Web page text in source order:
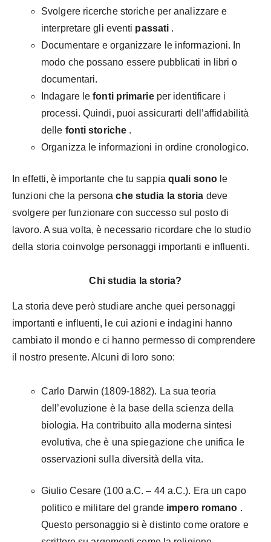
Svolgere ricerche storiche per analizzare e
interpretare gli eventi passati .
Documentare e organizzare le informazioni. In
modo che possano essere pubblicati in libri o
documentari.
Indagare lefonti primarieper identificare i
processi. Quindi, puoi assicurarti dell’affidabilità
delle fonti storiche .
Organizza le informazioni in ordine cronologico.
In effetti, è importante che tu sappia quali sonole
funzioni che la personache studia la storia deve
svolgere per funzionare con successo sul posto di
lavoro. A sua volta, è necessario ricordare che lo studio
della storia coinvolge personaggi importanti e influenti.
Chi studia la storia?
La storia deve però studiare anche quei personaggi
importanti e influenti, le cui azioni e indagini hanno
cambiato il mondo e ci hanno permesso di comprendere
il nostro presente. Alcuni di loro sono:
Carlo Darwin (1809-1882). La sua teoria
dell’evoluzione è la base della scienza della
biologia. Ha contribuito alla moderna sintesi
evolutiva, che è una spiegazione che unifica le
osservazioni sulla diversità della vita.
Giulio Cesare (100 a.C. – 44 a.C.). Era un capo
politico e militare del grande impero romano .
Questo personaggio si è distinto come oratore e